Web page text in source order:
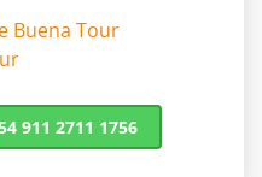
Buena Tour
911 2711 1756